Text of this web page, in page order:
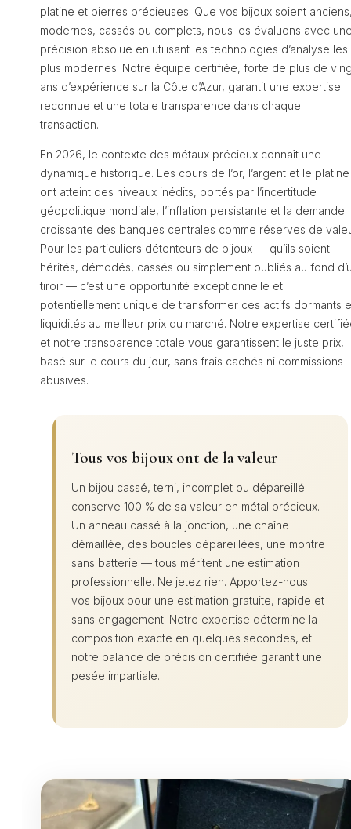
platine et pierres précieuses. Que vos bijoux soient
modernes, cassés ou complets, nous les évaluons avec
précision absolue en utilisant les technologies d’analyse les
plus modernes. Notre équipe certifiée, forte de plus de
ans d’expérience sur la Côte d’Azur, garantit une expertise
reconnue et une totale transparence dans chaque
transaction.
En 2026, le contexte des métaux précieux connaît une
dynamique historique. Les cours de l’or, l’argent et le platine
ont atteint des niveaux inédits, portés par l’incertitude
géopolitique mondiale, l’inflation persistante et la demande
croissante des banques centrales comme réserves de
Pour les particuliers détenteurs de bijoux — qu’ils soient
hérités, démodés, cassés ou simplement oubliés au fond
tiroir — c’est une opportunité exceptionnelle et
potentiellement unique de transformer ces actifs dormants
liquidités au meilleur prix du marché. Notre expertise
et notre transparence totale vous garantissent le juste prix,
basé sur le cours du jour, sans frais cachés ni commissions
abusives.
Tous vos bijoux ont de la valeur
Un bijou cassé, terni, incomplet ou dépareillé
conserve 100 % de sa valeur en métal précieux.
Un anneau cassé à la jonction, une chaîne
démaillée, des boucles dépareillées, une montre
sans batterie — tous méritent une estimation
professionnelle. Ne jetez rien. Apportez-nous
vos bijoux pour une estimation gratuite, rapide et
sans engagement. Notre expertise détermine la
composition exacte en quelques secondes, et
notre balance de précision certifiée garantit une
pesée impartiale.